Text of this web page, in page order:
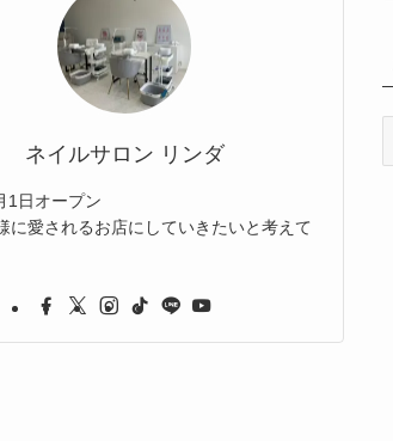
ネイルサロン リンダ
1日オープン
に愛されるお店にしていきたいと考えて